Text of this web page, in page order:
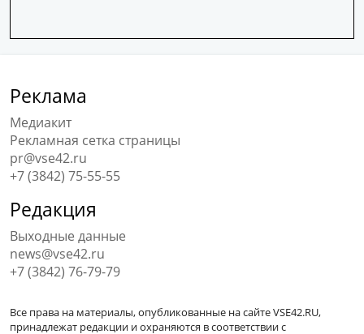
Реклама
Медиакит
Рекламная сетка страницы
pr@vse42.ru
+7 (3842) 75-55-55
Редакция
Выходные данные
news@vse42.ru
+7 (3842) 76-79-79
Все права на материалы, опубликованные на сайте VSE42.RU,
принадлежат редакции и охраняются в соответствии с